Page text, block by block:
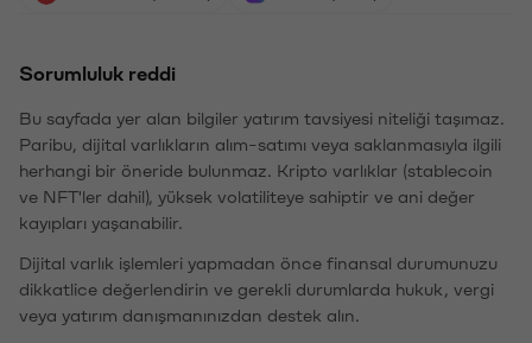
Sorumluluk reddi
Bu sayfada yer alan bilgiler yatırım tavsiyesi niteliği taşımaz.
Paribu, dijital varlıkların alım-satımı veya saklanmasıyla ilgili
herhangi bir öneride bulunmaz. Kripto varlıklar (stablecoin
ve NFT'ler dahil), yüksek volatiliteye sahiptir ve ani değer
kayıpları yaşanabilir.
Dijital varlık işlemleri yapmadan önce finansal durumunuzu
dikkatlice değerlendirin ve gerekli durumlarda hukuk, vergi
veya yatırım danışmanınızdan destek alın.